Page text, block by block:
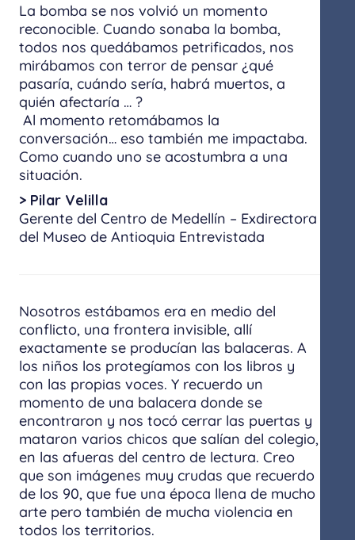
La bomba se nos volvió un momento
reconocible. Cuando sonaba la bomba,
todos nos quedábamos petrificados, nos
mirábamos con terror de pensar ​¿qué
pasaría, cuándo sería, habrá muertos, a
quién afectaría … ?
​ Al momento retomábamos la
conversación… eso también me impactaba.
Como cuando uno se acostumbra a una
situación.
> Pilar Velilla
Gerente del Centro de Medellín – Exdirectora
del Museo de Antioquia Entrevistada
Nosotros estábamos era en medio del
conflicto, una frontera invisible, allí
exactamente se producían las balaceras. A
los niños los protegíamos con los libros y
con las propias voces. Y recuerdo un
momento de una balacera donde se
encontraron y nos tocó cerrar las puertas y
mataron varios chicos que salían del colegio,
en las afueras del centro de lectura. Creo
que son imágenes muy crudas que recuerdo
de los 90, que fue una época llena de mucho
arte pero también de mucha violencia en
todos los territorios.